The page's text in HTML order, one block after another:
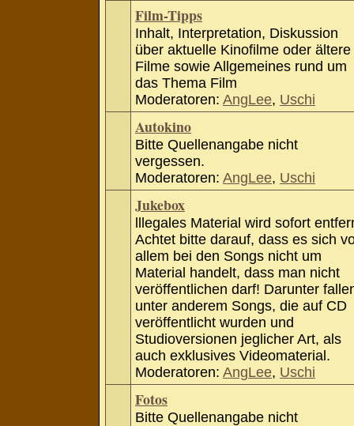
Film-Tipps
Inhalt, Interpretation, Diskussion
über aktuelle Kinofilme oder ältere
Filme sowie Allgemeines rund um
das Thema Film
Moderatoren: AngLee, Uschi
Autokino
Bitte Quellenangabe nicht
vergessen.
Moderatoren: AngLee, Uschi
Jukebox
lllegales Material wird sofort
Achtet bitte darauf, dass es sich
allem bei den Songs nicht um
Material handelt, dass man nicht
veröffentlichen darf! Darunter
unter anderem Songs, die auf CD
veröffentlicht wurden und
Studioversionen jeglicher Art, als
auch exklusives Videomaterial.
Moderatoren: AngLee, Uschi
Fotos
Bitte Quellenangabe nicht